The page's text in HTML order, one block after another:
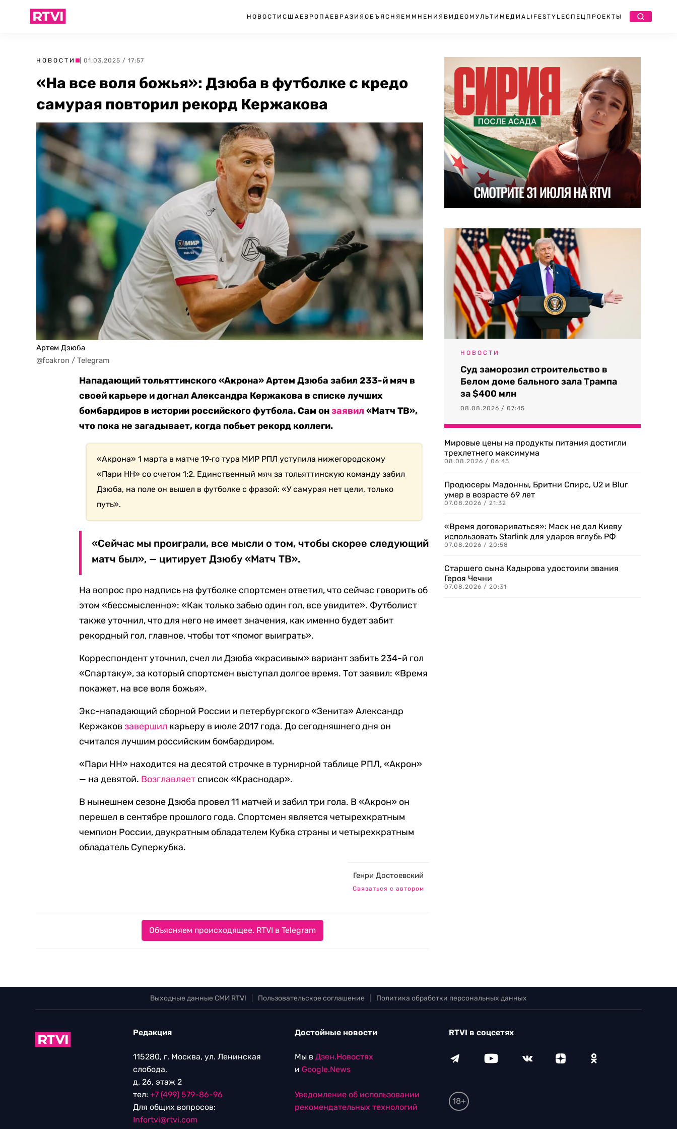
НОВОСТИ США ЕВРОПА ЕВРАЗИЯ ОБЪЯСНЯЕМ МНЕНИЯ ВИДЕО МУЛЬТИМЕДИА LIFESTYLEСПЕЦПРОЕКТЫ
НОВОСТИ | 01.03.2025 / 17:57
«На все воля божья»: Дзюба в футболке с кредо
самурая повторил рекорд Кержакова
Артем Дзюба
@fcakron / Telegram
Нападающий тольяттинского «Акрона» Артем Дзюба забил 233-й мяч в
своей карьере и догнал Александра Кержакова в списке лучших
бомбардиров в истории российского футбола. Сам онзаявил«Матч ТВ»,
что пока не загадывает, когда побьет рекорд коллеги.
«Акрона» 1 марта в матче 19‑го тура МИР РПЛ уступила нижегородскому
«Пари НН» со счетом 1:2. Единственный мяч за тольяттинскую команду забил
Дзюба, на поле он вышел в футболке с фразой: «У самурая нет цели, только
путь».
«Сейчас мы проиграли, все мысли о том, чтобы скорее следующий
матч был», — цитирует Дзюбу «Матч ТВ».
На вопрос про надпись на футболке спортсмен ответил, что сейчас говорить об
этом «бессмысленно»: «Как только забью один гол, все увидите». Футболист
также уточнил, что для него не имеет значения, как именно будет забит
рекордный гол, главное, чтобы тот «помог выиграть».
Корреспондент уточнил, счел ли Дзюба «красивым» вариант забить 234-й гол
«Спартаку», за который спортсмен выступал долгое время. Тот заявил: «Время
покажет, на все воля божья».
Экс-нападающий сборной России и петербургского «Зенита» Александр
Кержаковзавершил карьеру в июле 2017 года. До сегодняшнего дня он
считался лучшим российским бомбардиром.
«Пари НН» находится на десятой строчке в турнирной таблице РПЛ, «Акрон»
— на девятой. Возглавляет список «Краснодар».
В нынешнем сезоне Дзюба провел 11 матчей и забил три гола. В «Акрон» он
перешел в сентябре прошлого года. Спортсмен является четырехкратным
чемпион России, двукратным обладателем Кубка страны и четырехкратным
обладатель Суперкубка.
Генри Достоевский
Связаться с автором
Объясняем происходящее. RTVI в Telegram
НОВОСТИ
Суд заморозил строительство в
Белом доме бального зала Трампа
за $400 млн
08.08.2026 / 07:45
Мировые цены на продукты питания достигли
трехлетнего максимума
08.08.2026 / 06:45
Продюсеры Мадонны, Бритни Спирс, U2 и Blur
умер в возрасте 69 лет
07.08.2026 / 21:32
«Время договариваться»: Маск не дал Киеву
использовать Starlink для ударов вглубь РФ
07.08.2026 / 20:58
Старшего сына Кадырова удостоили звания
Героя Чечни
07.08.2026 / 20:31
Выходные данные СМИ RTVI Пользовательское соглашение Политика обработки персональных данных
Редакция
115280, г. Москва, ул. Ленинская
слобода,
д. 26, этаж 2
тел: +7 (499) 579-86-96
Для общих вопросов:
Infortvi@rtvi.com
Достойные новости
Мы в Дзен.Новостях
и Google.News
Уведомление об использовании
рекомендательных технологий
RTVI в соцсетях
18+